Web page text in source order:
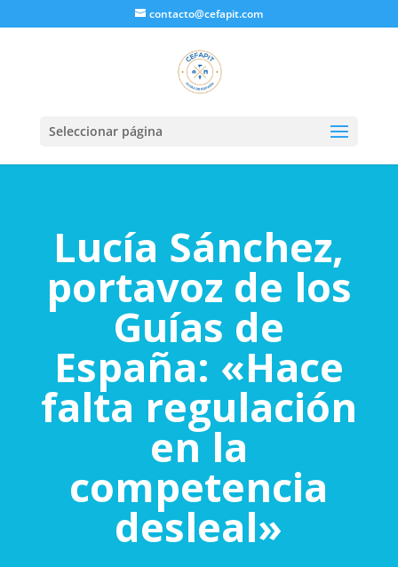
contacto@cefapit.com
Seleccionar página
Lucía Sánchez,
portavoz de los
Guías de
España: «Hace
falta regulación
en la
competencia
desleal»